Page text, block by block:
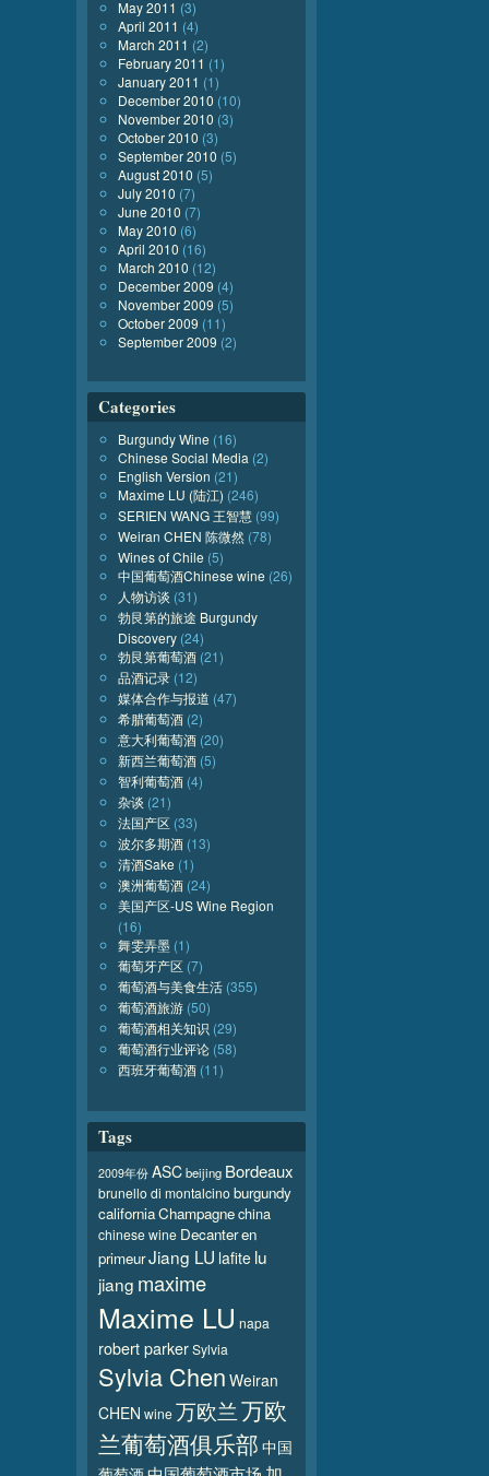
May 2011 (3)
April 2011 (4)
March 2011 (2)
February 2011 (1)
January 2011 (1)
December 2010 (10)
November 2010 (3)
October 2010 (3)
September 2010 (5)
August 2010 (5)
July 2010 (7)
June 2010 (7)
May 2010 (6)
April 2010 (16)
March 2010 (12)
December 2009 (4)
November 2009 (5)
October 2009 (11)
September 2009 (2)
Categories
Burgundy Wine (16)
Chinese Social Media (2)
English Version (21)
Maxime LU (陆江) (246)
SERIEN WANG 王智慧 (99)
Weiran CHEN 陈微然 (78)
Wines of Chile (5)
中国葡萄酒Chinese wine (26)
人物访谈 (31)
勃艮第的旅途 Burgundy
Discovery (24)
勃艮第葡萄酒 (21)
品酒记录 (12)
媒体合作与报道 (47)
希腊葡萄酒 (2)
意大利葡萄酒 (20)
新西兰葡萄酒 (5)
智利葡萄酒 (4)
杂谈 (21)
法国产区 (33)
波尔多期酒 (13)
清酒Sake (1)
澳洲葡萄酒 (24)
美国产区-US Wine Region
(16)
舞雯弄墨 (1)
葡萄牙产区 (7)
葡萄酒与美食生活 (355)
葡萄酒旅游 (50)
葡萄酒相关知识 (29)
葡萄酒行业评论 (58)
西班牙葡萄酒 (11)
Tags
2009年份 ASCbeijing Bordeaux
brunello di montalcinoburgundy
californiaChampagnechina
chinese wine Decanteren
primeurJiang LU lafite lu
jiang maxime
Maxime LU napa
robert parkerSylvia
Sylvia Chen Weiran
CHEN wine万欧兰万欧
兰葡萄酒俱乐部中国